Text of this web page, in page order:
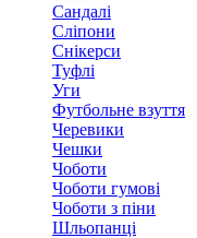
Сандалі
Сліпони
Снікерси
Туфлі
Уги
Футбольне взуття
Черевики
Чешки
Чоботи
Чоботи гумові
Чоботи з піни
Шльопанці